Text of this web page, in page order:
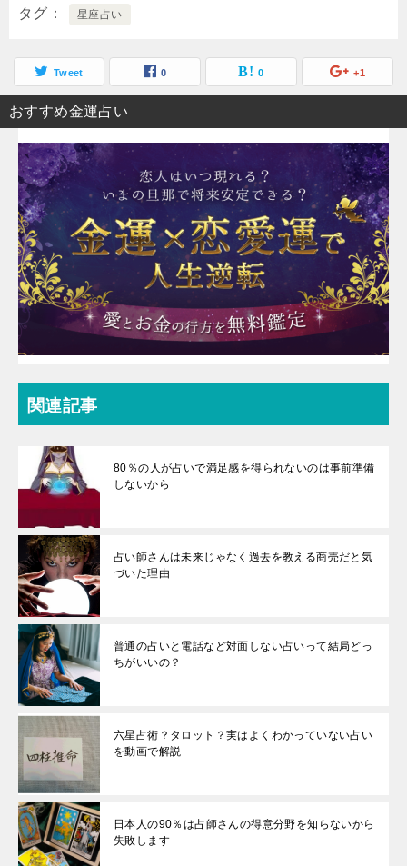
タグ 星座占い
Tweet 0 0 +1
おすすめ金運占い
関連記事
80％の人が占いで満足感を得られないのは事前準備
しないから
占い師さんは未来じゃなく過去を教える商売だと気
づいた理由
普通の占いと電話など対面しない占いって結局どっ
ちがいいの？
六星占術？タロット？実はよくわかっていない占い
を動画で解説
日本人の90％は占師さんの得意分野を知らないから
失敗します